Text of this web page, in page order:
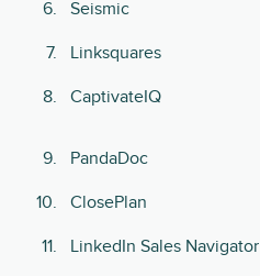
Seismic
Linksquares
CaptivateIQ
PandaDoc
ClosePlan
LinkedIn Sales Navigator